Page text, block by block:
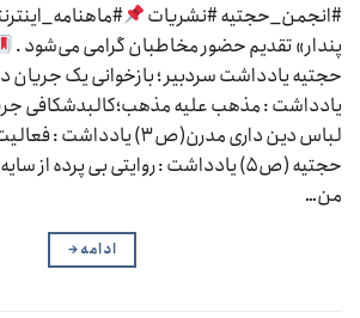
#انجمن_حجتیه #نشریات
پندار» تقدیم حضور مخاطبان گرامی می‌شود .
یادداشت : مذهب علیه مذهب؛کالبدشکافی
لباس دین داری مدرن(ص۳)
حجتیه (ص۵) یادداشت : روایتی بی پرده
من…
ادامه→